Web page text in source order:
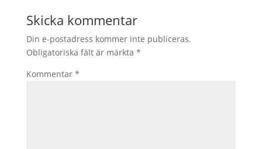
Skicka kommentar
Din e-postadress kommer inte publiceras.
Obligatoriska fält är märkta *
Kommentar *